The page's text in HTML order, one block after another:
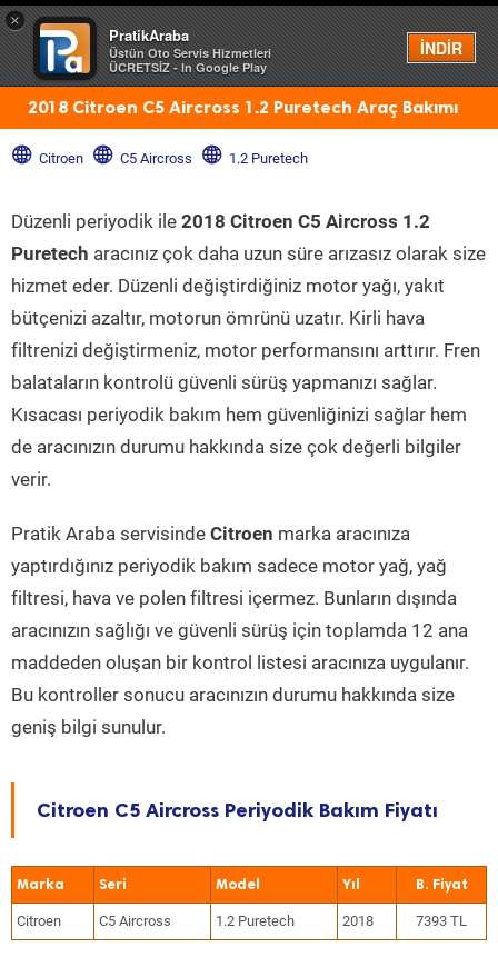
×
PratikAraba
Üstün Oto Servis Hizmetleri
ÜCRETSİZ - In Google Play
İNDİR
Menü
2018 Citroen C5 Aircross 1.2 Puretech Araç Bakımı
Citroen C5 Aircross 1.2 Puretech
Düzenli periyodik ile 2018 Citroen C5 Aircross 1.2
Puretech aracınız çok daha uzun süre arızasız olarak size
hizmet eder. Düzenli değiştirdiğiniz motor yağı, yakıt
bütçenizi azaltır, motorun ömrünü uzatır. Kirli hava
filtrenizi değiştirmeniz, motor performansını arttırır. Fren
balataların kontrolü güvenli sürüş yapmanızı sağlar.
Kısacası periyodik bakım hem güvenliğinizi sağlar hem
de aracınızın durumu hakkında size çok değerli bilgiler
verir.
Pratik Araba servisinde Citroen marka aracınıza
yaptırdığınız periyodik bakım sadece motor yağ, yağ
filtresi, hava ve polen filtresi içermez. Bunların dışında
aracınızın sağlığı ve güvenli sürüş için toplamda 12 ana
maddeden oluşan bir kontrol listesi aracınıza uygulanır.
Bu kontroller sonucu aracınızın durumu hakkında size
geniş bilgi sunulur.
Citroen C5 Aircross Periyodik Bakım Fiyatı
Marka Seri Model Yıl
Citroen C5 Aircross 1.2 Puretech 2018 7393 TL